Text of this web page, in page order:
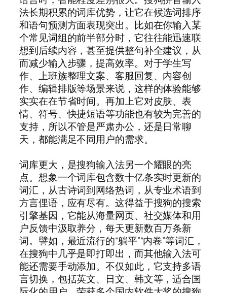
法长期积累的词库优势，让它在候选词排序
和语句预测方面表现突出。比如在你输入某
个常见词组的前半部分时，它往往能迅速联
想到后续内容，甚至提供整句补全建议，从
而减少输入步骤，提高效率。对于学生写
作、上班族整理文案、客服回复、内容创
作、编辑排版等场景来说，这样的体验能够
实实在在节省时间。再加上它对皮肤、表
情、符号、快捷短语等功能也有较为完善的
支持，所以不管是严肃办公，还是日常聊
天，都能满足不同用户的需求。
词库更大，是搜狗输入法另一个耀眼的亮
点。想象一个词库包含数十亿条实时更新的
词汇，从古诗词到网络热词，从专业术语到
方言俚语，应有尽有。这得益于搜狗的搜索
引擎基因，它能从海量网页、社交媒体和用
户反馈中汲取养分，每天更新数百万条新
词。譬如，最近流行的“躺平”“内卷”等词汇，
在搜狗中几乎是即打即出，而其他输入法可
能还需要手动添加。不仅如此，它支持多语
言切换，包括英文、日文、韩文等，适合国